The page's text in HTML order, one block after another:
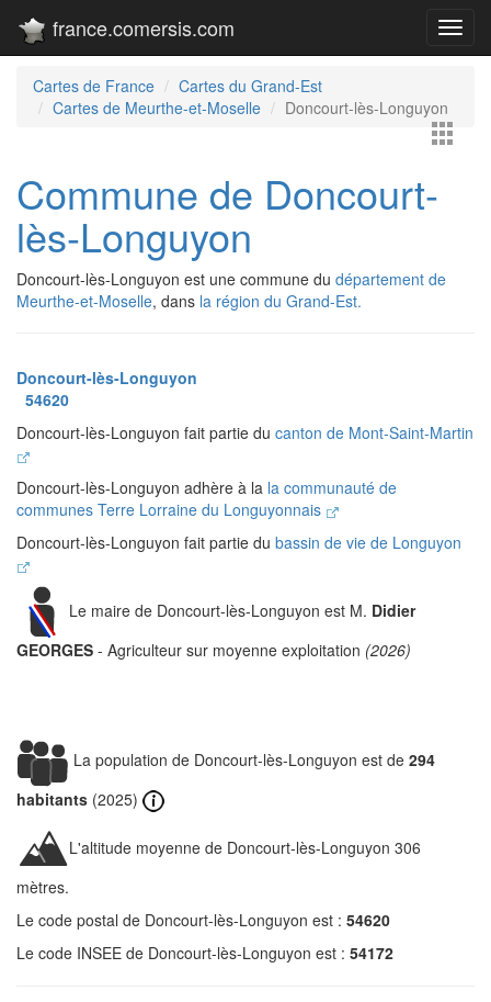
france.comersis.com
Cartes de France
Cartes du Grand-Est
Cartes de Meurthe-et-Moselle
Doncourt-lès-Longuyon
Commune de Doncourt-
lès-Longuyon
Doncourt-lès-Longuyon est une commune du département de
Meurthe-et-Moselle, dans la région du Grand-Est.
Doncourt-lès-Longuyon
54620
Doncourt-lès-Longuyon fait partie du canton de Mont-Saint-Martin
Doncourt-lès-Longuyon adhère à la la communauté de
communes Terre Lorraine du Longuyonnais
Doncourt-lès-Longuyon fait partie du bassin de vie de Longuyon
Le maire de Doncourt-lès-Longuyon est M. Didier
GEORGES - Agriculteur sur moyenne exploitation (2026)
La population de Doncourt-lès-Longuyon est de 294
habitants (2025)
L'altitude moyenne de Doncourt-lès-Longuyon 306
mètres.
Le code postal de Doncourt-lès-Longuyon est : 54620
Le code INSEE de Doncourt-lès-Longuyon est : 54172